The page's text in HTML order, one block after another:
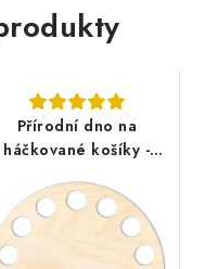
Přírodní dno na
háčkované košíky -